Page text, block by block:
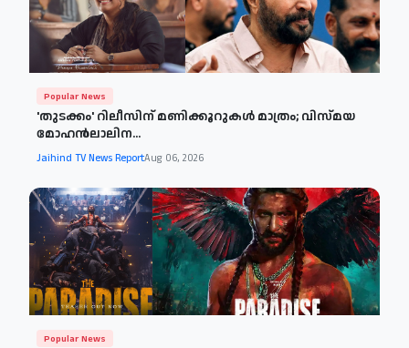
Popular News
'തുടക്കം' റിലീസിന് മണിക്കൂറുകൾ മാത്രം; വിസ്മയ
മോഹൻലാലിന...
Jaihind TV News ReportAug 06, 2026
Popular News